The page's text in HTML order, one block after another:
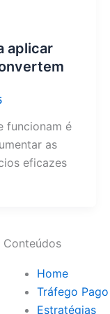
aplicar
funcionam é
as
eficazes
Conteúdos
Home
Tráfego Pago
Estratégias